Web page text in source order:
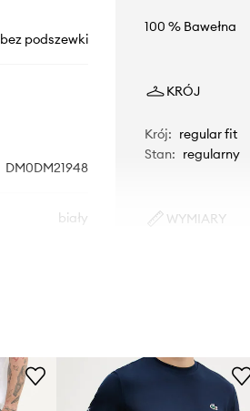
bez podszewki
DM0DM21948
biały
100 % Bawełna
KRÓJ
Krój: regular fit
Stan: regularny
WYMIARY
Tabela rozmiarów